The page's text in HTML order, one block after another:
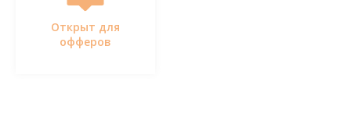
Открыт для
офферов